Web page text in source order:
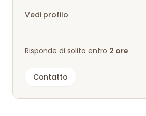
Vedi profilo
Risponde di solito entro 2 ore
Contatto